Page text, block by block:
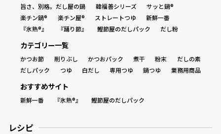
商品情報一覧
おすすめサイト
新鮮一番
旨さ、別格。だし屋の鍋
韓福善シリーズ
サッと鍋®
楽チン鍋®
楽チン屋® ストレートつゆ
新鮮一番
『氷熟®』
『踊り節』 鰹節屋のだしパック だし粉
カテゴリー一覧
かつお節 削りぶし かつおパック 煮干 粉末
だしの素
だしパック
つゆ 白だし 専用つゆ 鍋つゆ 業務用商品
おすすめサイト
新鮮一番 『氷熟®』 鰹節屋のだしパック
レシピ